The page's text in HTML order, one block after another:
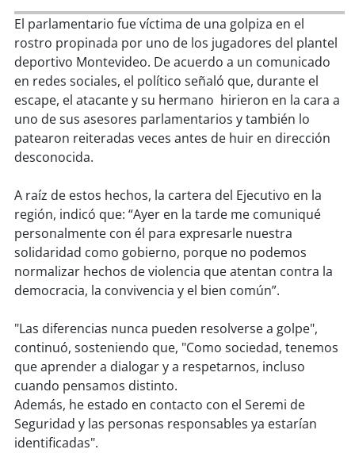
soycoronel
soyarauco
soy temuco
soyvaldivia
soy puertomontt
soychiloé
El parlamentario fue víctima de una golpiza en el
rostro propinada por uno de los jugadores del plantel
deportivo Montevideo. De acuerdo a un comunicado
en redes sociales, el político señaló que, durante el
escape, el atacante y su hermano hirieron en la cara a
uno de sus asesores parlamentarios y también lo
patearon reiteradas veces antes de huir en dirección
desconocida.
A raíz de estos hechos, la cartera del Ejecutivo en la
región, indicó que: “Ayer en la tarde me comuniqué
personalmente con él para expresarle nuestra
solidaridad como gobierno, porque no podemos
normalizar hechos de violencia que atentan contra la
democracia, la convivencia y el bien común”.
"Las diferencias nunca pueden resolverse a golpe",
continuó, sosteniendo que, "Como sociedad, tenemos
que aprender a dialogar y a respetarnos, incluso
cuando pensamos distinto.
Además, he estado en contacto con el Seremi de
Seguridad y las personas responsables ya estarían
identificadas".